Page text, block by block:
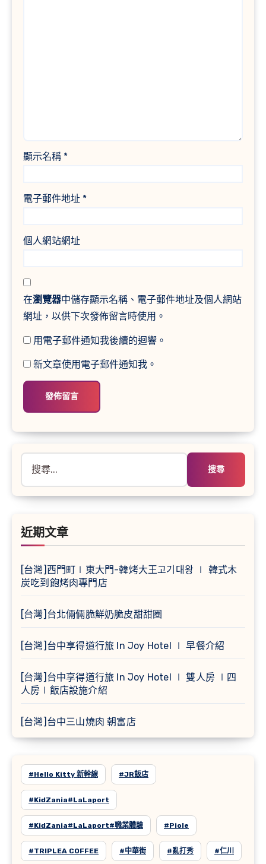
顯示名稱 *
電子郵件地址 *
個人網站網址
在瀏覽器中儲存顯示名稱、電子郵件地址及個人網站
網址，以供下次發佈留言時使用。
用電子郵件通知我後續的迴響。
新文章使用電子郵件通知我。
關
字:
近期文章
[台灣]西門町∣東大門-韓烤大王고기대왕 ∣ 韓式木
炭吃到飽烤肉專門店
[台灣]台北倆倆脆鮮奶脆皮甜甜圈
[台灣]台中享得道行旅 In Joy Hotel ∣ 早餐介紹
[台灣]台中享得道行旅 In Joy Hotel ∣ 雙人房 ∣四
人房∣飯店設施介紹
[台灣]台中三山燒肉 朝富店
#Hello Kitty 新幹線 #JR飯店
#KidZania#LaLaport
#KidZania#LaLaport#職業體驗 #Piole
#TRIPLEA COFFEE #中華街 #亂打秀 #仁川